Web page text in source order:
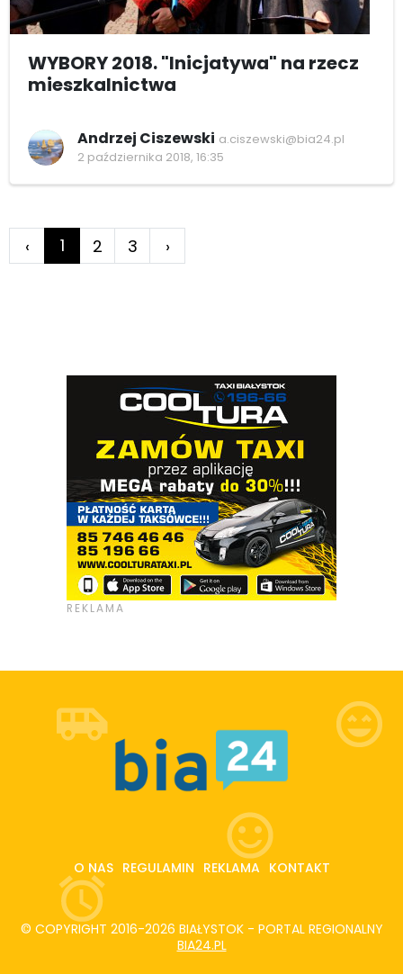
WYBORY 2018. "Inicjatywa" na rzecz
mieszkalnictwa
Andrzej Ciszewski a.ciszewski@bia24.pl
2 października 2018, 16:35
‹ 1 2 3 ›
O NAS REGULAMIN REKLAMA KONTAKT
© COPYRIGHT 2016-2026 BIAŁYSTOK - PORTAL REGIONALNY
BIA24.PL